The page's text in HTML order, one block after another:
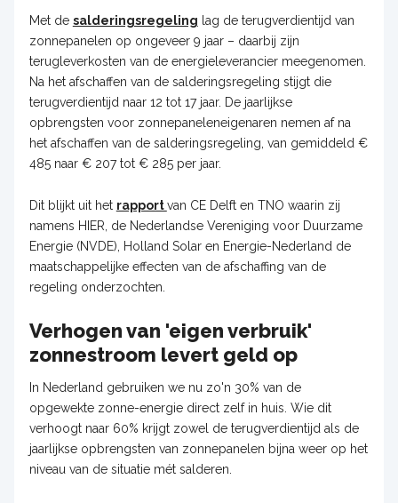
Met de salderingsregeling lag de terugverdientijd van
zonnepanelen op ongeveer 9 jaar – daarbij zijn
terugleverkosten van de energieleverancier meegenomen.
Na het afschaffen van de salderingsregeling stijgt die
terugverdientijd naar 12 tot 17 jaar. De jaarlijkse
opbrengsten voor zonnepaneleneigenaren nemen af na
het afschaffen van de salderingsregeling, van gemiddeld €
485 naar € 207 tot € 285 per jaar.
Dit blijkt uit het rapportvan CE Delft en TNO waarin zij
namens HIER, de Nederlandse Vereniging voor Duurzame
Energie (NVDE), Holland Solar en Energie-Nederland de
maatschappelijke effecten van de afschaffing van de
regeling onderzochten.
Verhogen van 'eigen verbruik'
zonnestroom levert geld op
In Nederland gebruiken we nu zo'n 30% van de
opgewekte zonne-energie direct zelf in huis. Wie dit
verhoogt naar 60% krijgt zowel de terugverdientijd als de
jaarlijkse opbrengsten van zonnepanelen bijna weer op het
niveau van de situatie mét salderen.